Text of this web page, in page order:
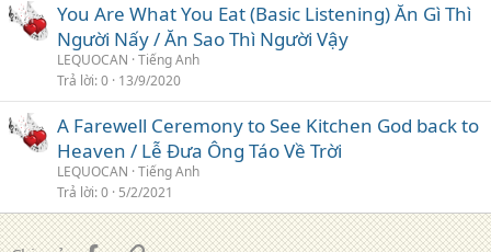
You Are What You Eat (Basic Listening) Ăn Gì Thì
Người Nấy / Ăn Sao Thì Người Vậy
LEQUOCAN Tiếng Anh
Trả lời 0 13/9/2020
A Farewell Ceremony to See Kitchen God back to
Heaven / Lễ Đưa Ông Táo Về Trời
LEQUOCAN Tiếng Anh
Trả lời 0 5/2/2021